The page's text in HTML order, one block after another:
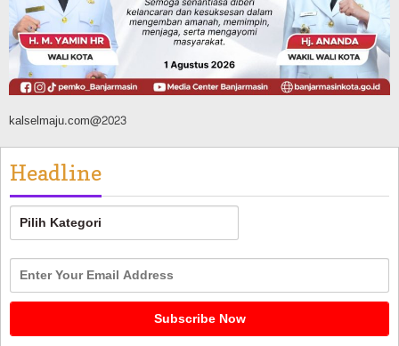
kalselmaju.com@2023
Headline
Headline